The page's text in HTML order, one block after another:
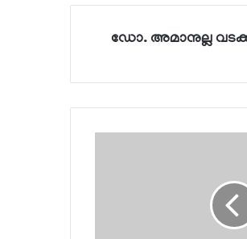
ഡോ. അമാനുല്ല